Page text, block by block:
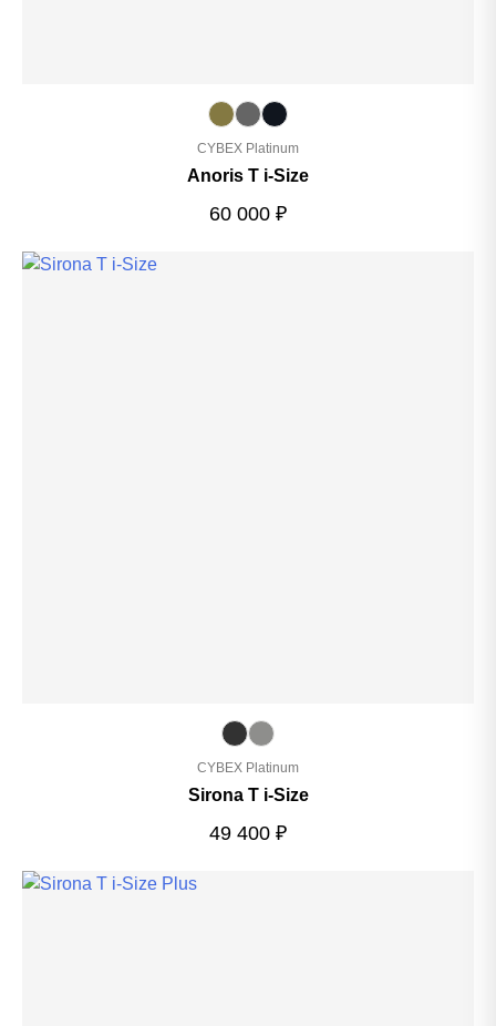
CYBEX Platinum
Anoris T i-Size
60 000 ₽
CYBEX Platinum
Sirona T i-Size
49 400 ₽